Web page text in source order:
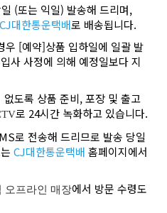
(또는 익일) 발송해 드리며,
CJ대한통운택배로 배송됩니다.
우 [예약]상품 입하일에 일괄 발
사 사정에 의해 예정일보다 지
도록 상품 준비, 포장 및 출고
로 24시간 녹화하고 있습니다.
로 전송해 드리므로 발송 당일
CJ대한통운택배 홈페이지에서
오프라인 매장에서 방문 수령도